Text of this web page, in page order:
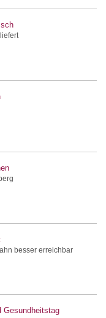
besser erreichbar
Gesundheitstag